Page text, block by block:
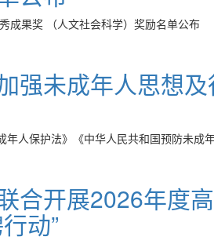
成果奖 （人文社会科学）奖励名单公布
强未成年人思想
人保护法》《中华人民共和国预防未成
合开展2026年度
动”